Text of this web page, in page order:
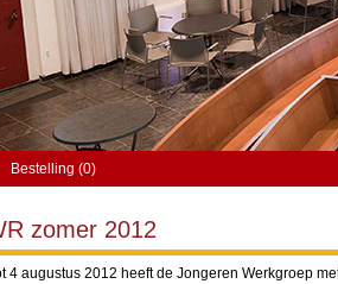
Bestelling (0)
zomer 2012
4 augustus 2012 heeft de Jongeren Werkgroep